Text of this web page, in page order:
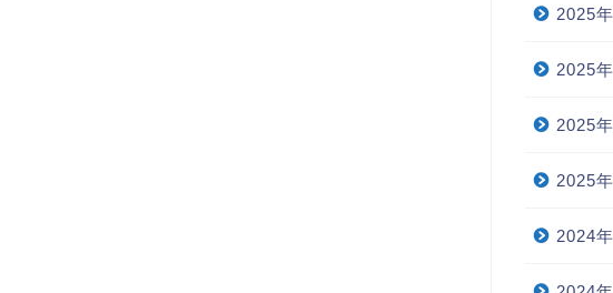
2025
2025
2025
2025
2024